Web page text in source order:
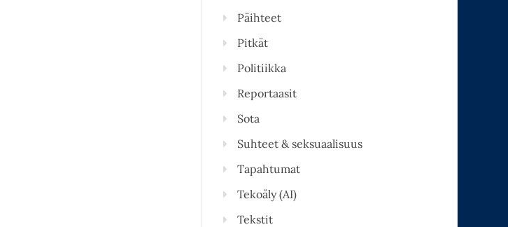
Päihteet
Pitkät
Politiikka
Reportaasit
Sota
Suhteet & seksuaalisuus
Tapahtumat
Tekoäly (AI)
Tekstit